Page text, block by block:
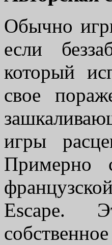
Обычно
если
который
свое
игры
Примерно
Escape.